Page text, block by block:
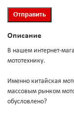
Описание
В нашем интернет-
мототехнику.
Именно китайская
массовым рынком
обусловлено?